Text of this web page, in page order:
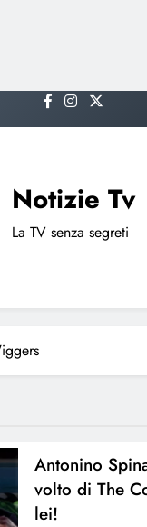
Notizie Tv
La TV senza segreti
Antonino
volto di The
lei!